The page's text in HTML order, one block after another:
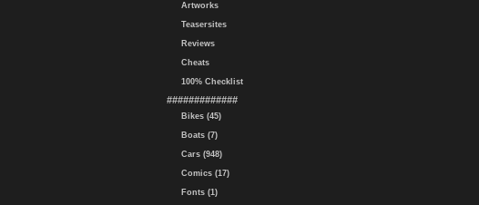
Artworks
Teasersites
Reviews
Cheats
100% Checklist
#############
Bikes (45)
Boats (7)
Cars (948)
Comics (17)
Fonts (1)